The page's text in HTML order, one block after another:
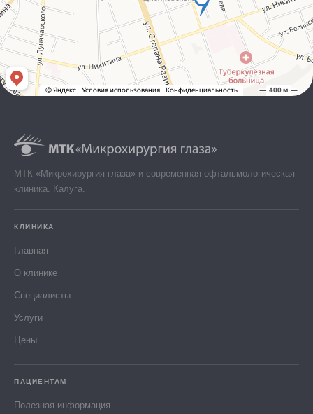
МТК «Микрохирургия глаза» и современная офтальмологическая
клиника. Калуга.
КЛИНИКА
Главная
О клинике
Специалисты
Услуги
Цены
ПАЦИЕНТАМ
Полезная информация